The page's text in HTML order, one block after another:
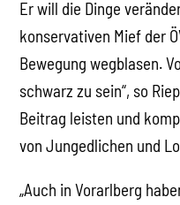
Er will die Dinge
konservativen Mief der
Bewegung wegblasen.
schwarz zu sein“, so
Beitrag leisten und
von Jungedlichen und
„Auch in Vorarlberg